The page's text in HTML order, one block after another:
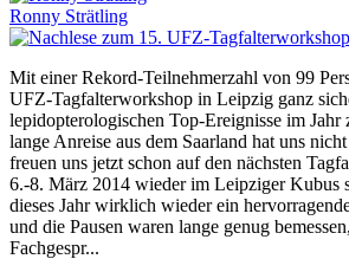
Ronny Strätling
Mit einer Rekord-Teilnehmerzahl von 99
UFZ-Tagfalterworkshop in Leipzig ganz
lepidopterologischen Top-Ereignisse im Jahr
lange Anreise aus dem Saarland hat uns
freuen uns jetzt schon auf den nächsten
6.-8. März 2014 wieder im Leipziger Kubus
dieses Jahr wirklich wieder ein
und die Pausen waren lange genug
Fachgespr...